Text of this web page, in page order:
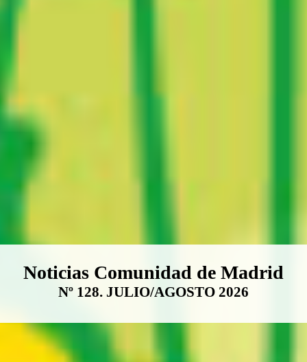
Boletín Noticias Comunidad de
Noticias Comunidad de Madrid
Nº 128. JULIO/AGOSTO 2026